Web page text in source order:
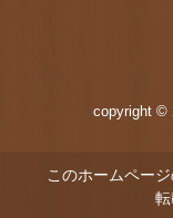
copyright ©
このホームペー
転